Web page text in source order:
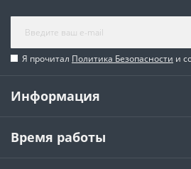
Я прочитал Политика Безопасности и
Информация
Время работы